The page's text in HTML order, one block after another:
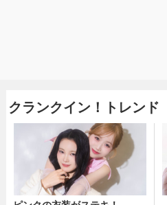
クランクイン！トレン